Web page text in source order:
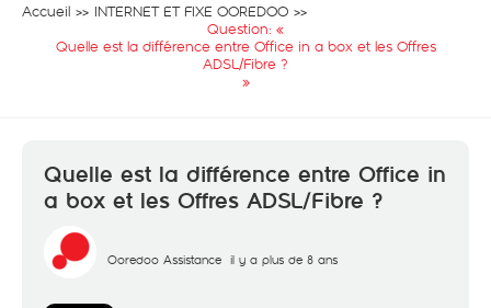
Accueil
INTERNET ET FIXE OOREDOO
Question: «
Quelle est la différence entre Office in a box et les Offres
ADSL/Fibre ?
»
Quelle est la différence entre Office in
a box et les Offres ADSL/Fibre ?
Ooredoo Assistance il y a plus de 8 ans